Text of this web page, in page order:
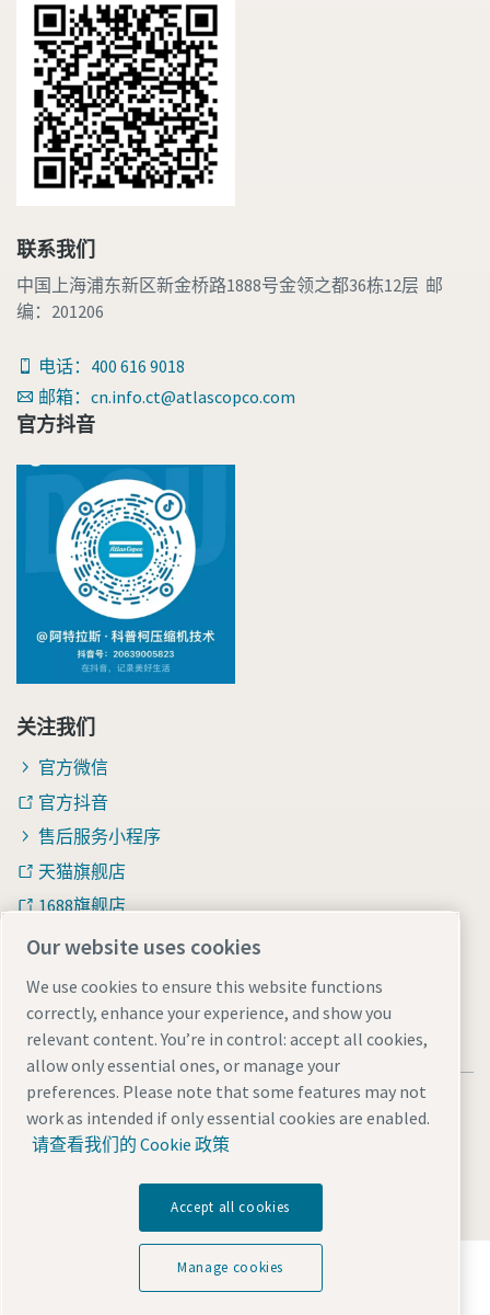
联系我们
中国上海浦东新区新金桥路1888号金领之都36栋12层 邮
编：201206
电话：400 616 9018
邮箱：cn.info.ct@atlascopco.com
官方抖音
关注我们
官方微信
官方抖音
售后服务小程序
天猫旗舰店
1688旗舰店
知乎
法律和隐私声明 Manage cookies 网站地图
沪ICP备15004877号-1沪公网安备 31010602005937号
© 2026 阿特拉斯·科普柯（中国）投资有限公司
探索阿特拉斯·科普柯集团如何利用科技变革未来。
访问Atlas Copco Group网站
Our website uses cookies
We use cookies to ensure this website functions
correctly, enhance your experience, and show you
relevant content. You’re in control: accept all cookies,
allow only essential ones, or manage your
preferences. Please note that some features may not
work as intended if only essential cookies are enabled.
请查看我们的 Cookie 政策
Accept all cookies
Manage cookies